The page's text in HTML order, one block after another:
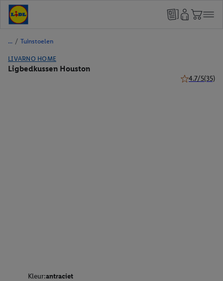
/ Tuinstoelen
LIVARNO HOME
Ligbedkussen Houston
4.7/5(35)
Kleur:antraciet